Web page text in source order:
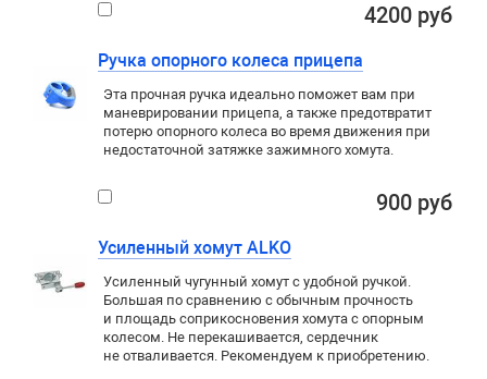
4200 руб
Ручка опорного колеса прицепа
Эта прочная ручка идеально поможет вам при
маневрировании прицепа, а также предотвратит
потерю опорного колеса во время движения при
недостаточной затяжке зажимного хомута.
900 руб
Усиленный хомут ALKO
Усиленный чугунный хомут с удобной ручкой.
Большая по сравнению с обычным прочность
и площадь соприкосновения хомута с опорным
колесом. Не перекашивается, сердечник
не отваливается. Рекомендуем к приобретению.